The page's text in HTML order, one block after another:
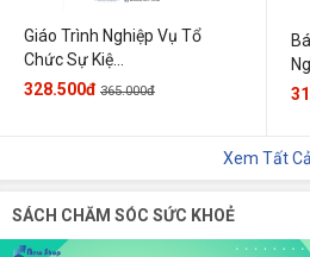
Giáo Trình Nghiệp Vụ Tổ
Chức Sự Kiệ...
328.500đ 365.000đ
Xem Tất Cả
SÁCH CHĂM SÓC SỨC KHOẺ